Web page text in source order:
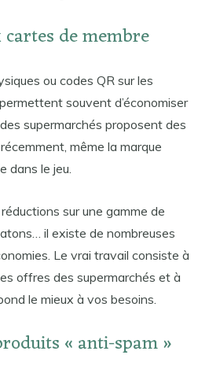
cartes de membre
ou codes QR sur les
souvent d’économiser
supermarchés proposent des
même la marque
dans le jeu.
sur une gamme de
il existe de nombreuses
Le vrai travail consiste à
offres des supermarchés et à
le mieux à vos besoins.
« anti-spam »